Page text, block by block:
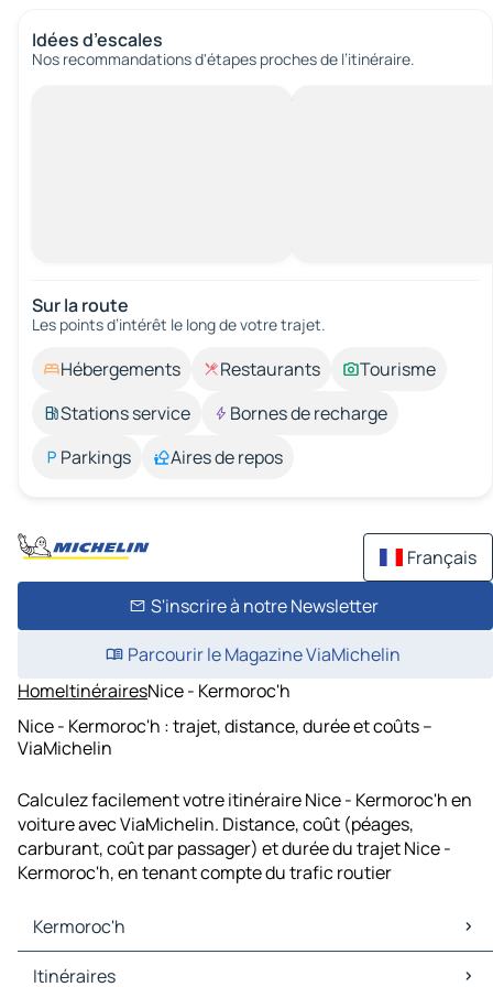
Idées d’escales
Nos recommandations d'étapes proches de l’itinéraire.
Sur la route
Les points d’intérêt le long de votre trajet.
Hébergements Restaurants
Tourisme
Stations service
Bornes de recharge
Parkings
Aires de repos
Français
S'inscrire à notre Newsletter
Parcourir le Magazine ViaMichelin
HomeItinérairesNice - Kermoroc'h
Nice - Kermoroc'h : trajet, distance, durée et coûts –
ViaMichelin
Calculez facilement votre itinéraire Nice - Kermoroc'h en
voiture avec ViaMichelin. Distance, coût (péages,
carburant, coût par passager) et durée du trajet Nice -
Kermoroc'h, en tenant compte du trafic routier
Kermoroc'h
Kermoroc'h Cartes et plans
Itinéraires